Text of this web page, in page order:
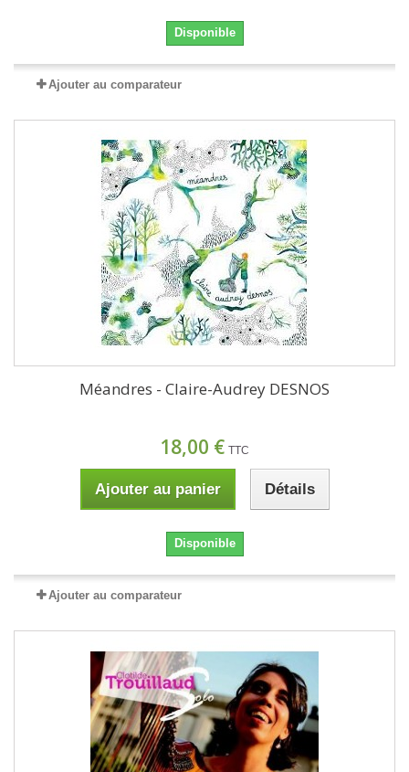
Disponible
Ajouter au comparateur
Méandres - Claire-Audrey DESNOS
18,00 € TTC
Ajouter au panier Détails
Disponible
Ajouter au comparateur